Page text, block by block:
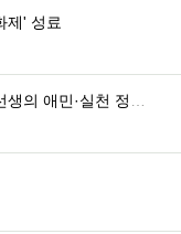
제' 성료